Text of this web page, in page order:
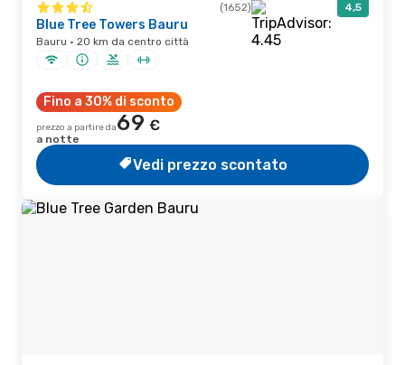
(1652) 4,5
Blue Tree Towers Bauru
Bauru · 20 km da centro città
Fino a 30% di sconto
prezzo a partire da69 €
a notte
Vedi prezzo scontato